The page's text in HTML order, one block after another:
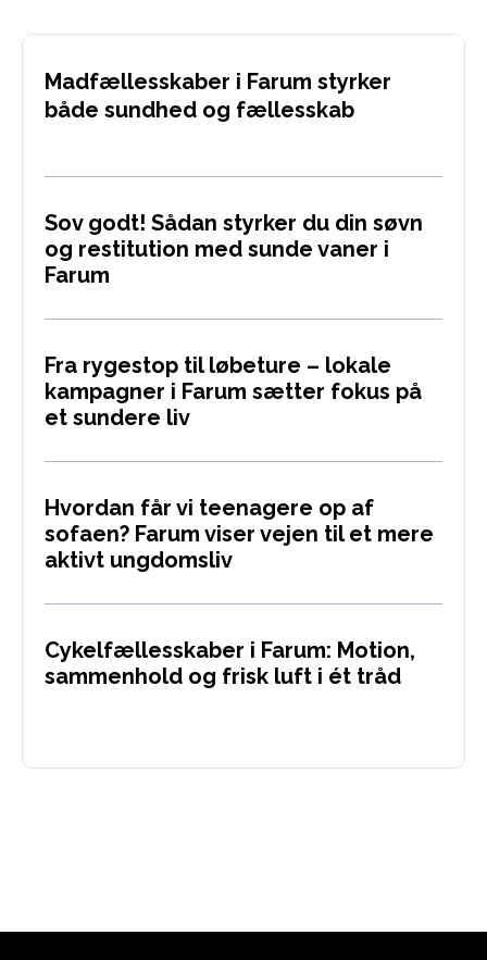
Madfællesskaber i Farum styrker
både sundhed og fællesskab
Sov godt! Sådan styrker du din søvn
og restitution med sunde vaner i
Farum
Fra rygestop til løbeture – lokale
kampagner i Farum sætter fokus på
et sundere liv
Hvordan får vi teenagere op af
sofaen? Farum viser vejen til et mere
aktivt ungdomsliv
Cykelfællesskaber i Farum: Motion,
sammenhold og frisk luft i ét tråd